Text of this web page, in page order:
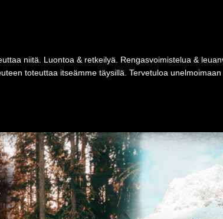
niitä. Luontoa & retkeilyä. Rengasvoimistelua &
toteuttaa itseämme täysillä. Tervetuloa